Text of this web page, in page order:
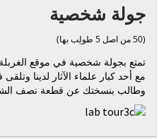
جولة شخصية
(50 من اصل 5 طولِب بها)
تمتع بجولة شخصية في موقع
مع أحد كبار علماء الآثار لدينا
وطالب بنسختك عن قطعة نصف